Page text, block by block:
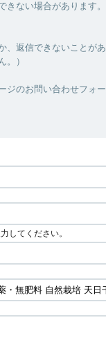
ない場合があります。
返信できないことがあ
。）
ジのお問い合わせフォ
してください。